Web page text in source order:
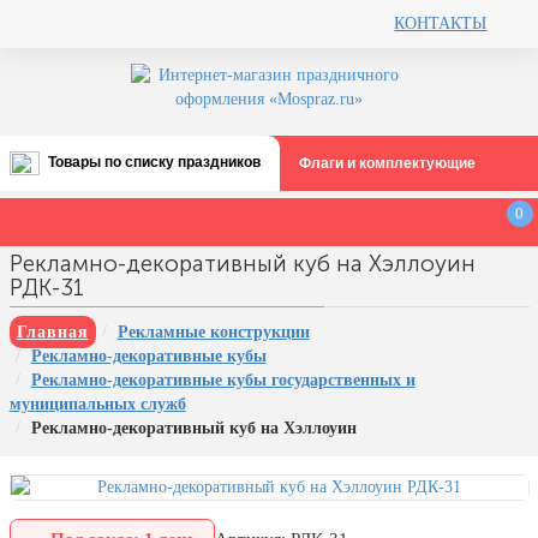
КОНТАКТЫ
Товары по списку праздников
Все праздники
августа)
12 августа, День ВВС
22 августа, День Государственного
флага РФ
День шахтера (последнее
воскресенье августа)
борьбе с терроризмом
Флаги и комплектующие
0
Рекламно-декоративный куб на Хэллоуин
РДК-31
Главная
Рекламные конструкции
Рекламно-декоративные кубы
Рекламно-декоративные кубы государственных и
муниципальных служб
Рекламно-декоративный куб на Хэллоуин